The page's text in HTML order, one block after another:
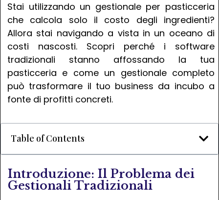
Stai utilizzando un gestionale per pasticceria
che calcola solo il costo degli ingredienti?
Allora stai navigando a vista in un oceano di
costi nascosti. Scopri perché i software
tradizionali stanno affossando la tua
pasticceria e come un gestionale completo
può trasformare il tuo business da incubo a
fonte di profitti concreti.
Table of Contents
Introduzione: Il Problema dei
Gestionali Tradizionali